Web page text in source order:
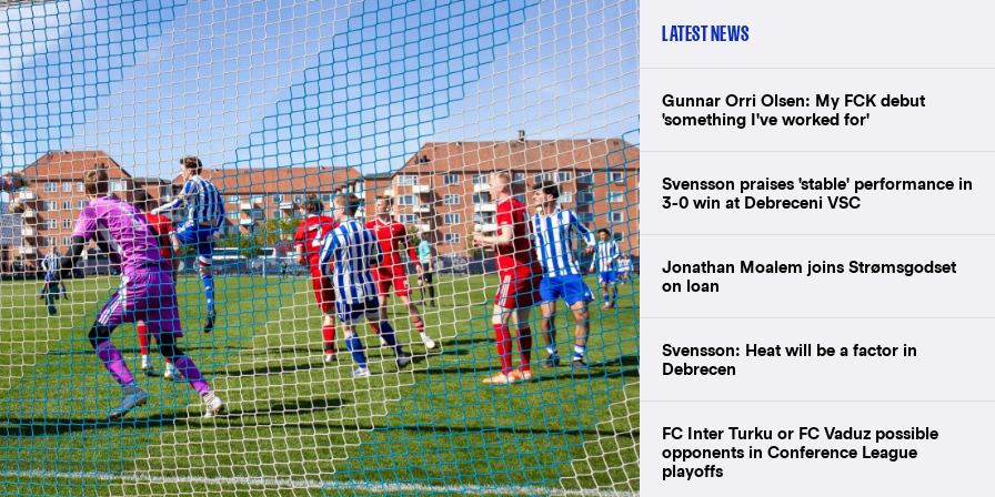
LATEST NEWS
Gunnar Orri Olsen: My FCK debut
'something I've worked for'
Svensson praises 'stable' performance in
3-0 win at Debreceni VSC
Jonathan Moalem joins Strømsgodset
on loan
Svensson: Heat will be a factor in
Debrecen
FC Inter Turku or FC Vaduz possible
opponents in Conference League
playoffs